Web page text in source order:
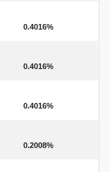
0.4016%
0.4016%
0.4016%
0.2008%